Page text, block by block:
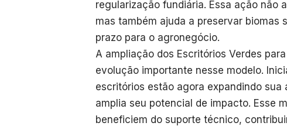
regularização fundiária. Essa ação não
mas também ajuda a preservar biomas
prazo para o agronegócio.
A ampliação dos Escritórios Verdes
evolução importante nesse modelo.
escritórios estão agora expandindo
amplia seu potencial de impacto. Esse
beneficiem do suporte técnico,